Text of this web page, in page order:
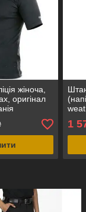
жіноча,
оригінал
1